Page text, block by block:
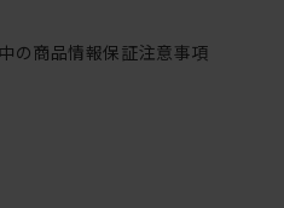
の商品情報保証注意事項